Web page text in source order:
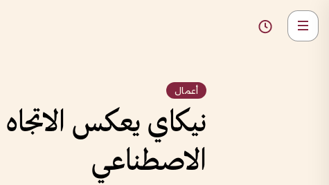
أعمال
نيكاي يعكس
الاصطناعي